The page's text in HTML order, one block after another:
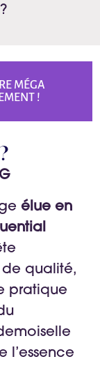
MÉGA
!
élue en
qualité,
pratique
l’essence